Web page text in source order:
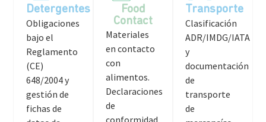
Detergentes
Obligaciones
bajo el
Reglamento
(CE)
648/2004 y
gestión de
fichas de
Food
Contact
Materiales
en contacto
con
alimentos.
Declaraciones
de
conformidad
Transporte
Clasificación
ADR/IMDG/IATA
y
documentación
de
transporte
de